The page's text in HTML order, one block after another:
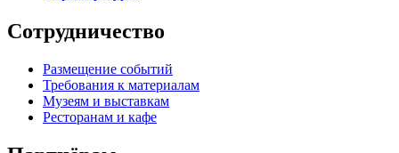
Сотрудничество
Размещение событий
Требования к материалам
Музеям и выставкам
Ресторанам и кафе